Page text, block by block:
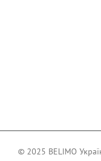
© 2025 BELIMO